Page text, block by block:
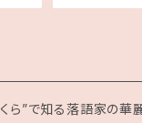
ら”で知る落語家の華